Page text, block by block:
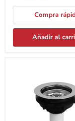
Compra
Añadir al